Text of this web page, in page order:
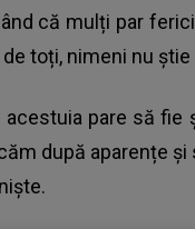
că mulți par
toți, nimeni nu
acestuia pare să fie
după aparențe